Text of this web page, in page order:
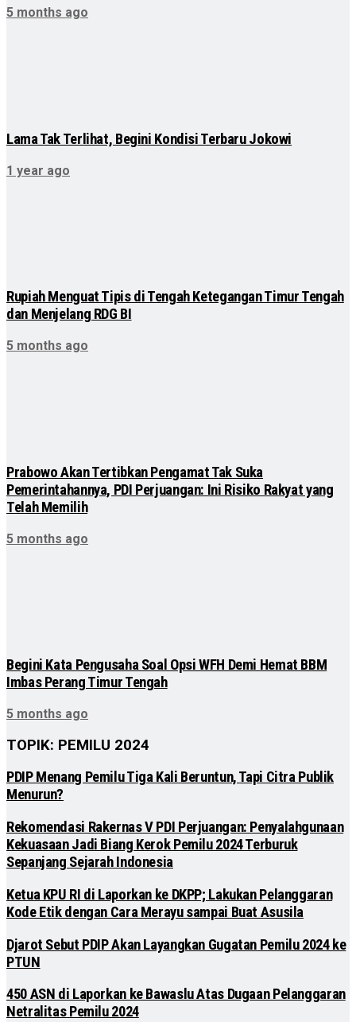
5 months ago
Lama Tak Terlihat, Begini Kondisi Terbaru Jokowi
1 year ago
Rupiah Menguat Tipis di Tengah Ketegangan Timur Tengah
dan Menjelang RDG BI
5 months ago
Prabowo Akan Tertibkan Pengamat Tak Suka
Pemerintahannya, PDI Perjuangan: Ini Risiko Rakyat yang
Telah Memilih
5 months ago
Begini Kata Pengusaha Soal Opsi WFH Demi Hemat BBM
Imbas Perang Timur Tengah
5 months ago
TOPIK: PEMILU 2024
PDIP Menang Pemilu Tiga Kali Beruntun, Tapi Citra Publik
Menurun?
Rekomendasi Rakernas V PDI Perjuangan: Penyalahgunaan
Kekuasaan Jadi Biang Kerok Pemilu 2024 Terburuk
Sepanjang Sejarah Indonesia
Ketua KPU RI di Laporkan ke DKPP; Lakukan Pelanggaran
Kode Etik dengan Cara Merayu sampai Buat Asusila
Djarot Sebut PDIP Akan Layangkan Gugatan Pemilu 2024 ke
PTUN
450 ASN di Laporkan ke Bawaslu Atas Dugaan Pelanggaran
Netralitas Pemilu 2024